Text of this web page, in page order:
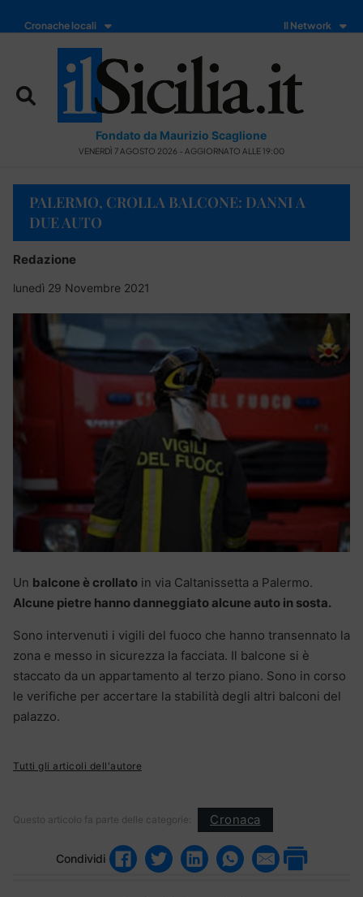
Cronache locali Il Network
Fondato da Maurizio Scaglione
VENERDÌ 7 AGOSTO 2026 - AGGIORNATO ALLE 19:00
PALERMO, CROLLA BALCONE: DANNI A
DUE AUTO
Redazione
lunedì 29 Novembre 2021
Un balcone è crollato in via Caltanissetta a Palermo.
Alcune pietre hanno danneggiato alcune auto in sosta.
Sono intervenuti i vigili del fuoco che hanno transennato la
zona e messo in sicurezza la facciata. Il balcone si è
staccato da un appartamento al terzo piano. Sono in corso
le verifiche per accertare la stabilità degli altri balconi del
palazzo.
Tutti gli articoli dell'autore
Questo articolo fa parte delle categorie: Cronaca
Condividi